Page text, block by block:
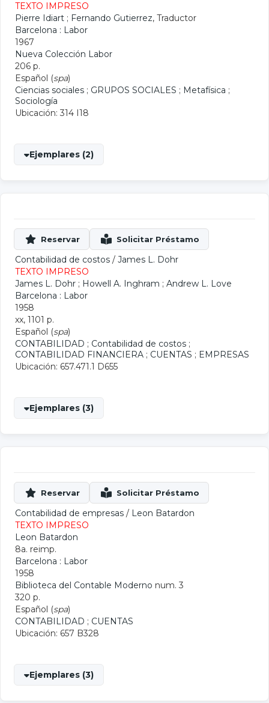
TEXTO IMPRESO
Pierre Idiart ; Fernando Gutierrez, Traductor
Barcelona : Labor
1967
Nueva Colección Labor
206 p.
Español (spa)
Ciencias sociales ; GRUPOS SOCIALES ; Metafísica ;
Sociología
Ubicación: 314 I18
Ejemplares (2)
Contabilidad de costos / James L. Dohr
TEXTO IMPRESO
James L. Dohr ; Howell A. Inghram ; Andrew L. Love
Barcelona : Labor
1958
xx, 1101 p.
Español (spa)
CONTABILIDAD ; Contabilidad de costos ;
CONTABILIDAD FINANCIERA ; CUENTAS ; EMPRESAS
Ubicación: 657.471.1 D655
Ejemplares (3)
Contabilidad de empresas / Leon Batardon
TEXTO IMPRESO
Leon Batardon
8a. reimp.
Barcelona : Labor
1958
Biblioteca del Contable Moderno num. 3
320 p.
Español (spa)
CONTABILIDAD ; CUENTAS
Ubicación: 657 B328
Ejemplares (3)